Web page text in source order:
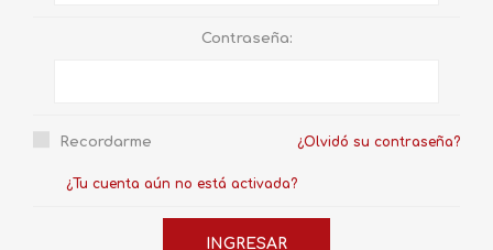
Contraseña:
Recordarme ¿Olvidó su contraseña?
¿Tu cuenta aún no está activada?